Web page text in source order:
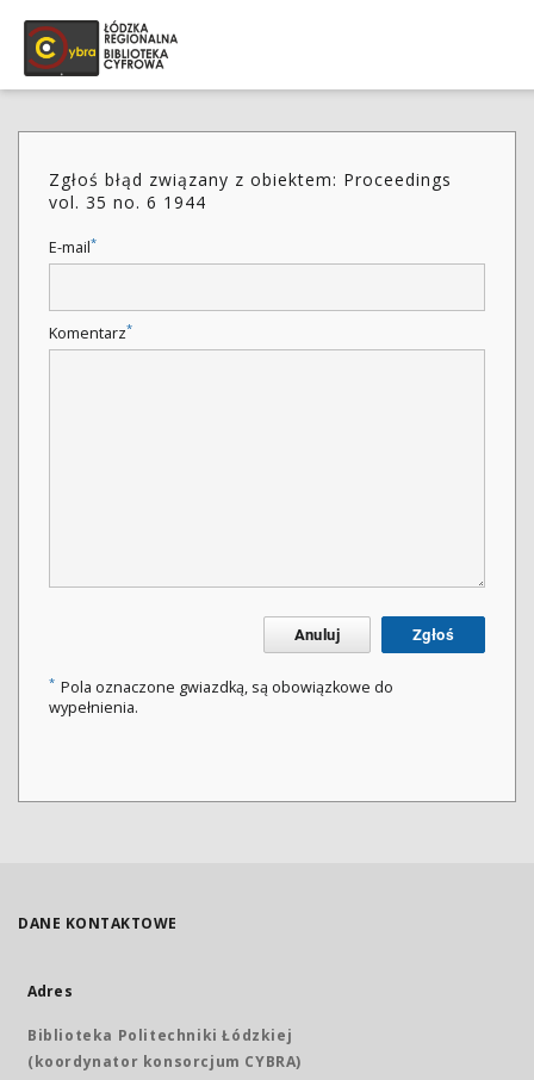
Zgłoś błąd związany z obiektem: Proceedings
vol. 35 no. 6 1944
E-mail*
Komentarz*
Anuluj Zgłoś
* Pola oznaczone gwiazdką, są obowiązkowe do
wypełnienia.
DANE KONTAKTOWE
Adres
Biblioteka Politechniki Łódzkiej
(koordynator konsorcjum CYBRA)